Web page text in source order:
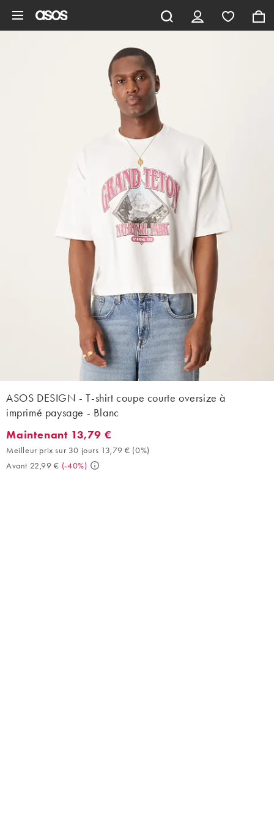
ASOS DESIGN - T-shirt coupe courte oversize à
imprimé paysage - Blanc
Maintenant 13,79 €. Meilleur prix sur 30 jours 13,79 € (0%).
Maintenant 13,79 €
Meilleur prix sur 30 jours 13,79 € (0%)
Avant 22,99 € (-40%)